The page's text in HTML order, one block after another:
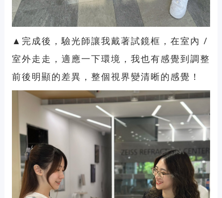
▲完成後，驗光師讓我戴著試鏡框，在室內 /
室外走走，適應一下環境，我也有感覺到調整
前後明顯的差異，整個視界變清晰的感覺！